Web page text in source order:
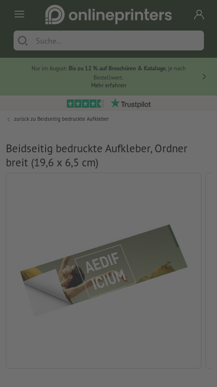
Nur im August: Bis zu 12 % auf Broschüren & Kataloge, je nach
Bestellwert.
Mehr erfahren
zurück zu Beidseitig bedruckte Aufkleber
Beidseitig bedruckte Aufkleber, Ordner
breit (19,6 x 6,5 cm)